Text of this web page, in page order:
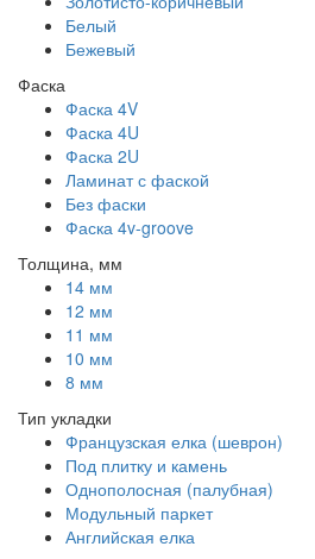
Белый
Бежевый
Фаска
Фаска 4V
Фаска 4U
Фаска 2U
Ламинат с фаской
Без фаски
Фаска 4v-groove
Толщина, мм
14 мм
12 мм
11 мм
10 мм
8 мм
Тип укладки
Французская елка (шеврон)
Под плитку и камень
Однополосная (палубная)
Модульный паркет
Английская елка